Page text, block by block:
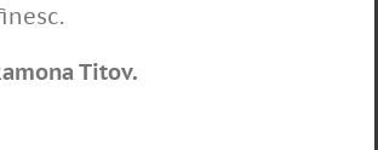
Titov.